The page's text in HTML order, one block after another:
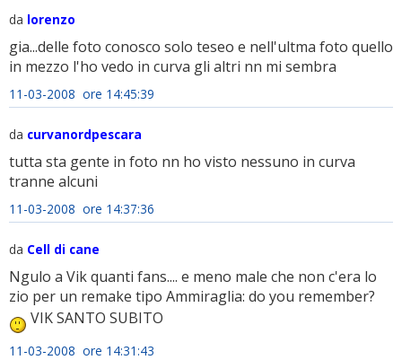
da lorenzo
gia...delle foto conosco solo teseo e nell'ultma foto quello
in mezzo l'ho vedo in curva gli altri nn mi sembra
11-03-2008 ore 14:45:39
da curvanordpescara
tutta sta gente in foto nn ho visto nessuno in curva
tranne alcuni
11-03-2008 ore 14:37:36
da Cell di cane
Ngulo a Vik quanti fans.... e meno male che non c'era lo
zio per un remake tipo Ammiraglia: do you remember?
VIK SANTO SUBITO
11-03-2008 ore 14:31:43